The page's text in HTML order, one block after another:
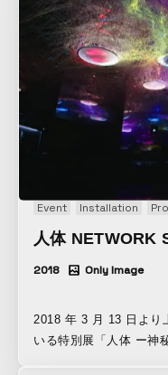
作アイテムだった。そ
の価値が他の誰かにつ
プリデザインをベース
Event Installation
人体 NETWORK
2018 Only Image
2018 年 3 月 13 日より
いる特別展「人体 ー神